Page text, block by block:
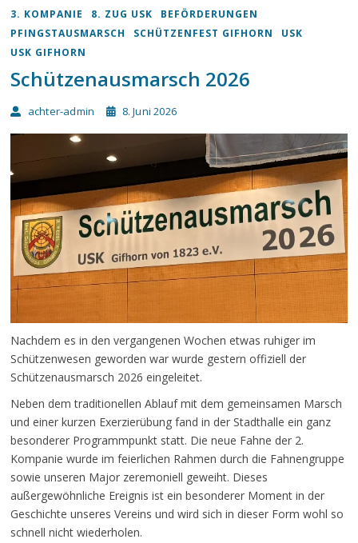
3. KOMPANIE
8. ZUG USK
BEFÖRDERUNGEN
PFINGSTAUSMARSCH
SCHÜTZENFEST GIFHORN
USK
USK GIFHORN
Schützenausmarsch 2026
achter-admin 8. Juni 2026
Nachdem es in den vergangenen Wochen etwas ruhiger im
Schützenwesen geworden war wurde gestern offiziell der
Schützenausmarsch 2026 eingeleitet.
Neben dem traditionellen Ablauf mit dem gemeinsamen Marsch
und einer kurzen Exerzierübung fand in der Stadthalle ein ganz
besonderer Programmpunkt statt. Die neue Fahne der 2.
Kompanie wurde im feierlichen Rahmen durch die Fahnengruppe
sowie unseren Major zeremoniell geweiht. Dieses
außergewöhnliche Ereignis ist ein besonderer Moment in der
Geschichte unseres Vereins und wird sich in dieser Form wohl so
schnell nicht wiederholen.